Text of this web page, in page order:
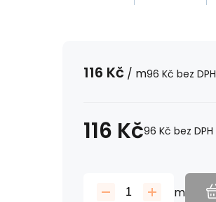
116 Kč / m96 Kč bez DPH
116 Kč96 Kč bez DPH
m